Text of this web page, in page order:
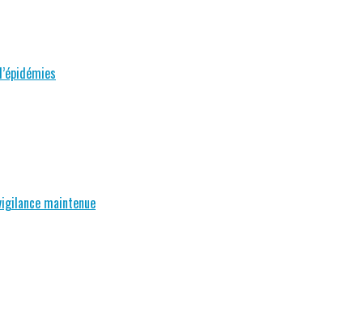
maintenue